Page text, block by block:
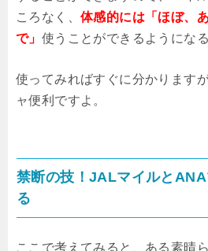
ころなく、 体感的には「ほぼ、
で」 使うことができるようになる
使ってみればすぐに分かります
ャ便利ですよ。
禁断の技！JALマイルと
る
ここで考えてみると、ある素晴